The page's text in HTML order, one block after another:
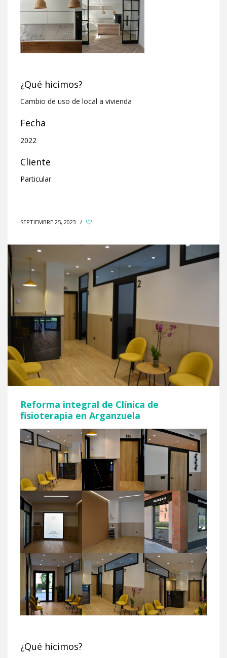
¿Qué hicimos?
Cambio de uso de local a vivienda
Fecha
2022
Cliente
Particular
SEPTIEMBRE 25, 2023 /
Reforma integral de Clínica de
fisioterapia en Arganzuela
¿Qué hicimos?